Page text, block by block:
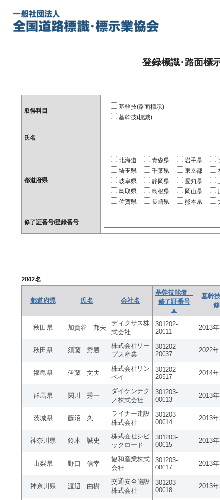
登録標識･路面標
取得科目
基幹技(路面標示)
基幹技(標識)
氏名
都道府県
北海道 青森県 岩手県
埼玉県
千葉県 東京都
岐阜県
静岡県 愛知県
鳥取県
島根県 岡山県
佐賀県
長崎県 熊本県
修了証番号/登録番号
2042名
都道府県 氏名 会社名
基幹技能者
修了証番号
▲
基幹
秋田県 加賀谷 邦夫
ディクサス株
式会社
301202-
20011
2013
秋田県 須藤 秀勝
株式会社リー
プス産業
301202-
20037
2022
福島県 伊藤 文夫
株式会社リン
ペイ
301202-
20517
2014
群馬県 関川 秀一
ダイケンテク
ノ株式会社
301203-
00013
2013
茨城県 藤沼 久
ライナー建設
株式会社
301203-
00014
2013
神奈川県 鈴木 誠史
株式会社シビ
ックロード
301203-
00015
2013
山梨県 野口 信幸
協和産業株式
会社
301203-
00017
2013
神奈川県 渡辺 由樹
交通安全施設
株式会社
301203-
00018
2013